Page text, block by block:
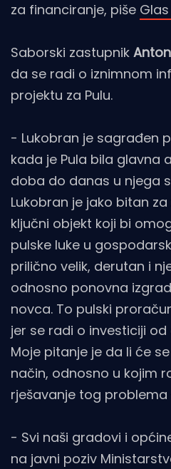
za financiranje, piše
Saborski zastupnik
da se radi o iznimnom
projektu za Pulu.
- Lukobran je sagrađen
kada je Pula bila glavna
doba do danas u njega
Lukobran je jako bitan
ključni objekt koji bi
pulske luke u
prilično velik, derutan i
odnosno ponovna
novca. To pulski
jer se radi o investiciji od
Moje pitanje je da li će
način, odnosno u kojim
rješavanje tog
- Svi naši gradovi i
na javni poziv